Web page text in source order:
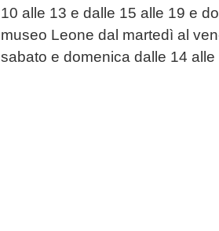
10 alle 13 e dalle 15 alle 19 e
museo Leone dal martedì al
sabato e domenica dalle 14 alle